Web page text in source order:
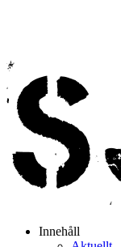
Innehåll